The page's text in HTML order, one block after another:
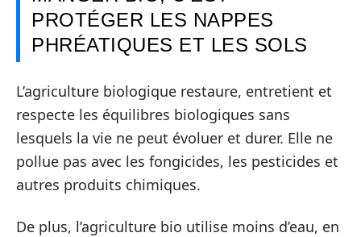
PROTÉGER LES NAPPES
PHRÉATIQUES ET LES SOLS
L’agriculture biologique restaure, entretient et
respecte les équilibres biologiques sans
lesquels la vie ne peut évoluer et durer. Elle ne
pollue pas avec les fongicides, les pesticides et
autres produits chimiques.
De plus, l’agriculture bio utilise moins d’eau, en